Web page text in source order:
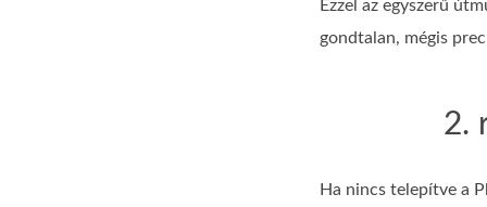
Ezzel az egyszerű
gondtalan, mégis
2.
Ha nincs telepítve a